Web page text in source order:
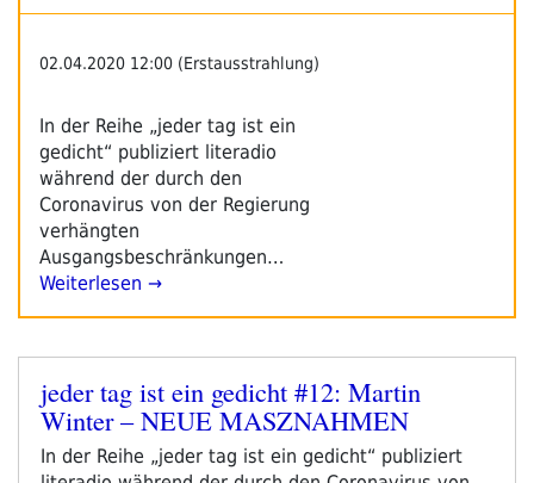
02.04.2020 12:00 (Erstausstrahlung)
In der Reihe „jeder tag ist ein
gedicht“ publiziert literadio
während der durch den
Coronavirus von der Regierung
verhängten
Ausgangsbeschränkungen…
Weiterlesen →
Veröffentlicht
am
jeder tag ist ein gedicht #12: Martin
Winter – NEUE MASZNAHMEN
In der Reihe „jeder tag ist ein gedicht“ publiziert